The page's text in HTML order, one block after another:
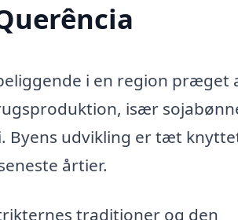
i en region præget
især
Byens udvikling er tæt
årtier.
traditioner og den